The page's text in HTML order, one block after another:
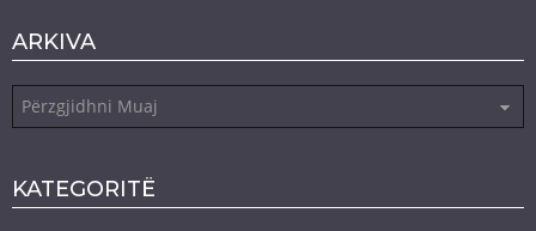
ARKIVA
KATEGORITË